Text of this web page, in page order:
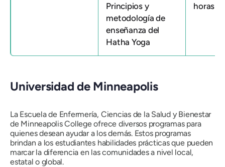
Principios y
metodología de
enseñanza del
Hatha Yoga
horas
Universidad de Minneapolis
La Escuela de Enfermería, Ciencias de la Salud y Bienestar
de Minneapolis College ofrece diversos programas para
quienes desean ayudar a los demás. Estos programas
brindan a los estudiantes habilidades prácticas que pueden
marcar la diferencia en las comunidades a nivel local,
estatal o global.